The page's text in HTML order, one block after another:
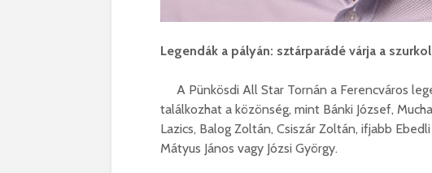
Legendák a pályán: sztárparádé várja a
A Pünkösdi All Star Tornán a Ferencváros
találkozhat a közönség, mint Bánki József,
Lazics, Balog Zoltán, Csiszár Zoltán, ifjabb
Mátyus János vagy Józsi György.